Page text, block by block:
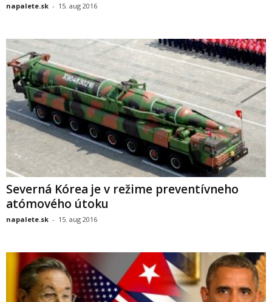
napalete.sk - 15. aug 2016
Severná Kórea je v režime preventívneho
atómového útoku
napalete.sk - 15. aug 2016